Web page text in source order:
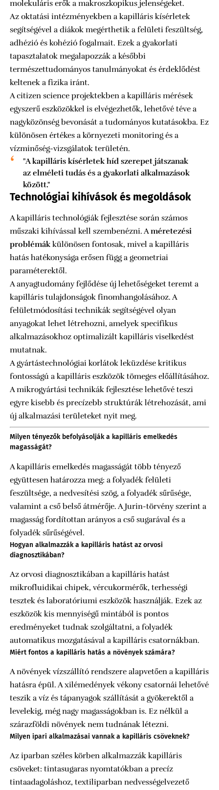
molekuláris erők a makroszkopikus jelenségeket.
Az oktatási intézményekben a kapilláris kísérletek
segítségével a diákok megérthetik a felületi feszültség,
adhézió és kohézió fogalmait. Ezek a gyakorlati
tapasztalatok megalapozzák a későbbi
természettudományos tanulmányokat és érdeklődést
keltenek a fizika iránt.
A citizen science projektekben a kapilláris mérések
egyszerű eszközökkel is elvégezhetők, lehetővé téve a
nagyközönség bevonását a tudományos kutatásokba. Ez
különösen értékes a környezeti monitoring és a
vízminőség-vizsgálatok területén.
"A kapilláris kísérletek híd szerepet játszanak
az elméleti tudás és a gyakorlati alkalmazások
között."
Technológiai kihívások és megoldások
A kapilláris technológiák fejlesztése során számos
műszaki kihívással kell szembenézni. Améretezési
problémákkülönösen fontosak, mivel a kapilláris
hatás hatékonysága erősen függ a geometriai
paraméterektől.
A anyagtudomány fejlődése új lehetőségeket teremt a
kapilláris tulajdonságok finomhangolásához. A
felületmódosítási technikák segítségével olyan
anyagokat lehet létrehozni, amelyek specifikus
alkalmazásokhoz optimalizált kapilláris viselkedést
mutatnak.
A gyártástechnológiai korlátok leküzdése kritikus
fontosságú a kapilláris eszközök tömeges előállításához.
A mikrogyártási technikák fejlesztése lehetővé teszi
egyre kisebb és precízebb struktúrák létrehozását, ami
új alkalmazási területeket nyit meg.
Milyen tényezők befolyásolják a kapilláris emelkedés
magasságát?
A kapilláris emelkedés magasságát több tényező
együttesen határozza meg: a folyadék felületi
feszültsége, a nedvesítési szög, a folyadék sűrűsége,
valamint a cső belső átmérője. A Jurin-törvény szerint a
magasság fordítottan arányos a cső sugarával és a
folyadék sűrűségével.
Hogyan alkalmazzák a kapilláris hatást az orvosi
diagnosztikában?
Az orvosi diagnosztikában a kapilláris hatást
mikrofluidikai chipek, vércukormérők, terhességi
tesztek és laboratóriumi eszközök használják. Ezek az
eszközök kis mennyiségű mintából is pontos
eredményeket tudnak szolgáltatni, a folyadék
automatikus mozgatásával a kapilláris csatornákban.
Miért fontos a kapilláris hatás a növények számára?
A növények vízszállító rendszere alapvetően a kapilláris
hatásra épül. A xilémedények vékony csatornái lehetővé
teszik a víz és tápanyagok szállítását a gyökerektől a
levelekig, még nagy magasságokban is. Ez nélkül a
szárazföldi növények nem tudnának létezni.
Milyen ipari alkalmazásai vannak a kapilláris csöveknek?
Az iparban széles körben alkalmazzák kapilláris
csöveket: tintasugaras nyomtatókban a precíz
tintaadagoláshoz, textiliparban nedvességelvezető